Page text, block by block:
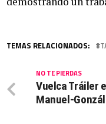
TEMAS RELACIONADOS:
NO TE PIERDAS
Vuelca Tráiler
Manuel-